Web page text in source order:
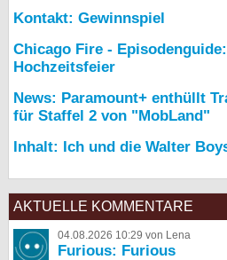
Kontakt: Gewinnspiel
Chicago Fire -
Hochzeitsfeier
News: Paramount+ enthüllt
für Staffel 2 von "MobLand"
Inhalt: Ich und die Walter
AKTUELLE KOMMENTARE
04.08.2026 10:29 von Lena
Furious: Furious